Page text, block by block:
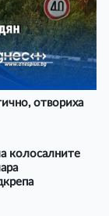
отвориха
колосалните